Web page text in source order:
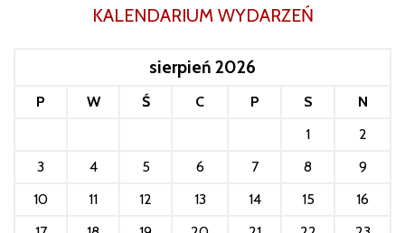
KALENDARIUM WYDARZEŃ
sierpień 2026
P W Ś C P S
N
1
2
3
4 5 6 7 8
9
10
11 12 13 14 15
16